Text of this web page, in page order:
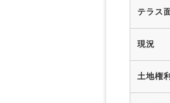
テラス
現況
土地権利